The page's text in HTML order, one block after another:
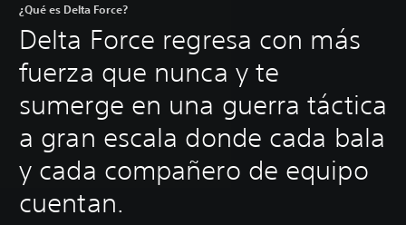
¿Qué es Delta Force?
Delta Force regresa con más
fuerza que nunca y te
sumerge en una guerra táctica
a gran escala donde cada bala
y cada compañero de equipo
cuentan.